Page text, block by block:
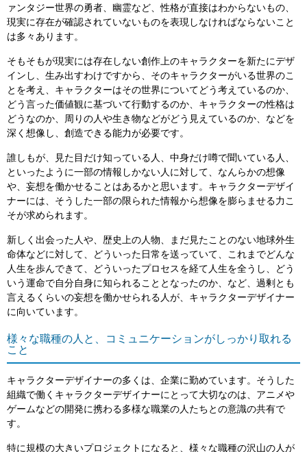
ァンタジー世界の勇者、幽霊など、性格が直接はわからないもの、
現実に存在が確認されていないものを表現しなければならないこと
は多々あります。
そもそもが現実には存在しない創作上のキャラクターを新たにデザ
インし、生み出すわけですから、そのキャラクターがいる世界のこ
とを考え、キャラクターはその世界についてどう考えているのか、
どう言った価値観に基づいて行動するのか、キャラクターの性格は
どうなのか、周りの人や生き物などがどう見えているのか、などを
深く想像し、創造できる能力が必要です。
誰しもが、見た目だけ知っている人、中身だけ噂で聞いている人、
といったように一部の情報しかない人に対して、なんらかの想像
や、妄想を働かせることはあるかと思います。キャラクターデザイ
ナーには、そうした一部の限られた情報から想像を膨らませる力こ
そが求められます。
新しく出会った人や、歴史上の人物、まだ見たことのない地球外生
命体などに対して、どういった日常を送っていて、これまでどんな
人生を歩んできて、どういったプロセスを経て人生を全うし、どう
いう運命で自分自身に知られることとなったのか、など、過剰とも
言えるくらいの妄想を働かせられる人が、キャラクターデザイナー
に向いています。
様々な職種の人と、コミュニケーションがしっかり取れる
こと
キャラクターデザイナーの多くは、企業に勤めています。そうした
組織で働くキャラクターデザイナーにとって大切なのは、アニメや
ゲームなどの開発に携わる多様な職業の人たちとの意識の共有で
す。
特に規模の大きいプロジェクトになると、様々な職種の沢山の人が